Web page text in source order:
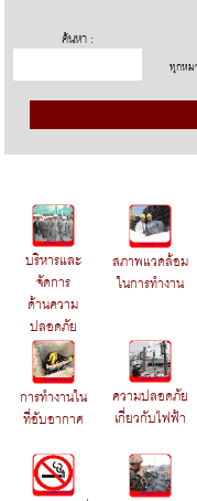
ค้นหา :
บริหารและ
จัดการ
ด้านความ
ปลอดภัย
สภาพแวดล้อม
ในการทำงาน
การทำงานใน
ที่อับอากาศ
ความปลอดภัย
เกี่ยวกับไฟฟ้า